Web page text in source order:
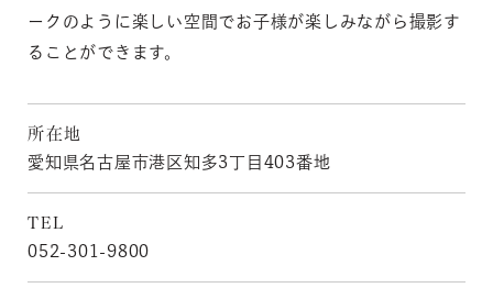
ークのように楽しい空間でお子様が楽しみながら撮影す
ることができます。
所在地
愛知県名古屋市港区知多3丁目403番地
TEL
052-301-9800